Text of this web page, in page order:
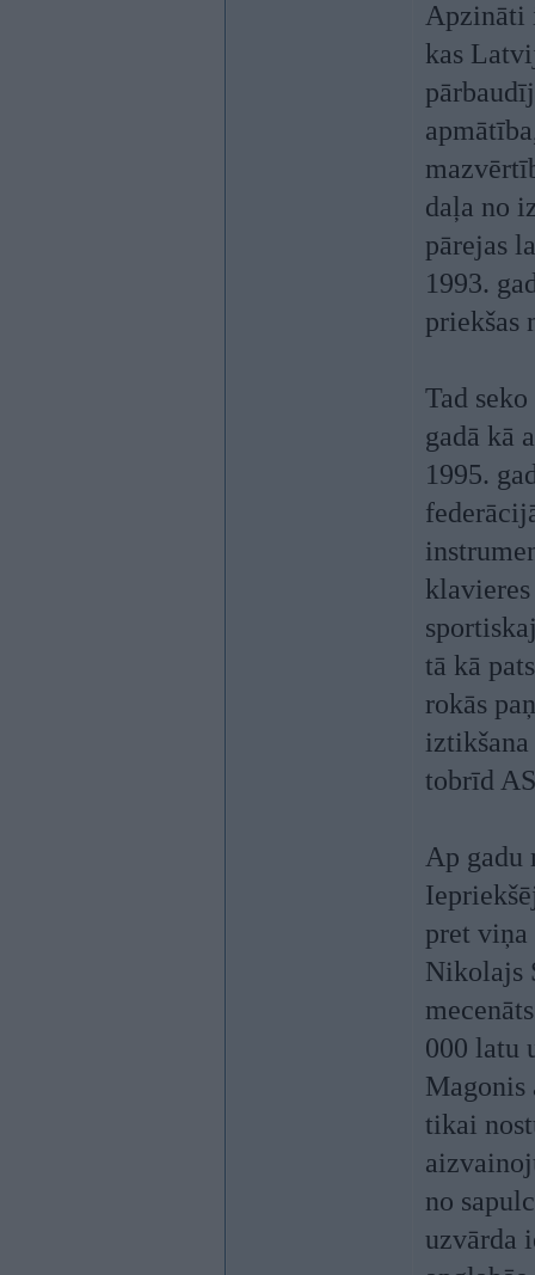
Apzināti
kas
daļa no
pārejas
1993.
priekšas
Tad
gadā kā
1995.
tā kā
rokās
tobrīd
Ap gadu
pret
Nikolajs
000 latu
Magonis
tikai
no
uzvārda